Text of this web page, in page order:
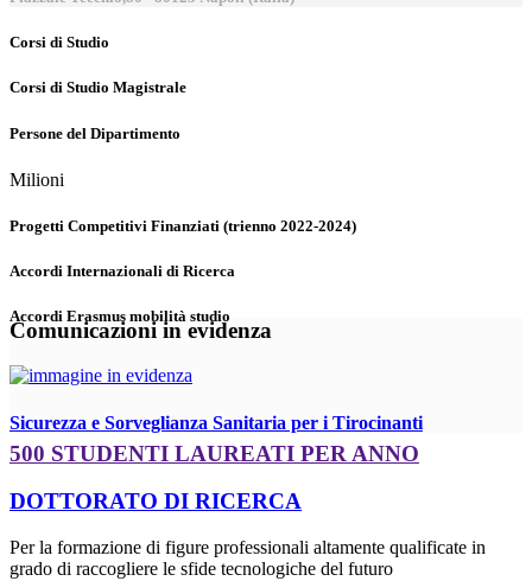
Corsi di Studio
Corsi di Studio Magistrale
Persone del Dipartimento
Milioni
Progetti Competitivi Finanziati (trienno 2022-2024)
Accordi Internazionali di Ricerca
Accordi Erasmus mobilità studio
Comunicazioni in evidenza
Sicurezza e Sorveglianza Sanitaria per i Tirocinanti
500 STUDENTI LAUREATI PER ANNO
DOTTORATO DI RICERCA
Per la formazione di figure professionali altamente qualificate in
grado di raccogliere le sfide tecnologiche del futuro